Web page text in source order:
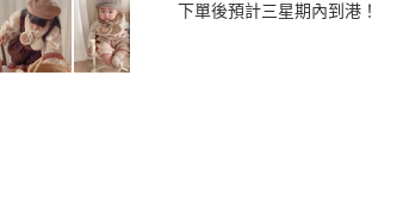
下單後預計三星期內到港！